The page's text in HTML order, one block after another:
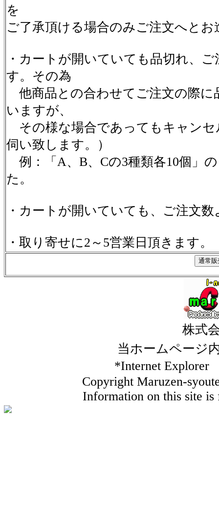
を
ご了承頂ける場合のみご注文へとお
・カートが開いていても品切れ、
す。その為
他商品との合わせてご注文の際に
いますが、
その様な場合であってもキャンセ
伺い致します。）
例：「A、B、Cの3種類各10個」
た。
・カートが開いていても、ご注文
・取り寄せに2～5営業日頂きます。
株式
当ホームページ
*Internet
Copyright Maruzen-
Information on this site is